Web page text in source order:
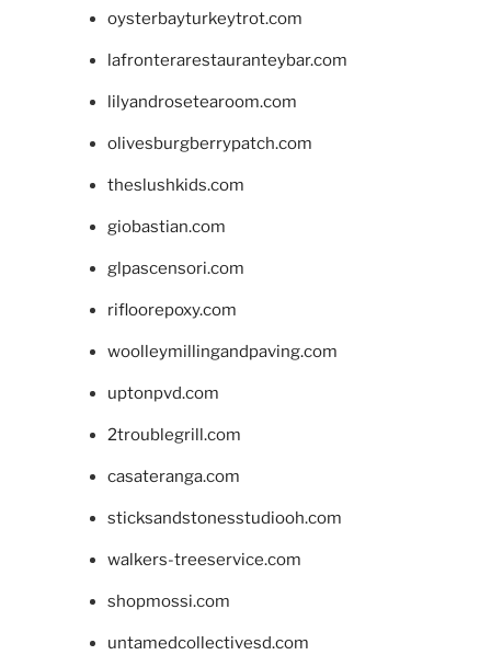
oysterbayturkeytrot.com
lafronterarestauranteybar.com
lilyandrosetearoom.com
olivesburgberrypatch.com
theslushkids.com
giobastian.com
glpascensori.com
rifloorepoxy.com
woolleymillingandpaving.com
uptonpvd.com
2troublegrill.com
casateranga.com
sticksandstonesstudiooh.com
walkers-treeservice.com
shopmossi.com
untamedcollectivesd.com